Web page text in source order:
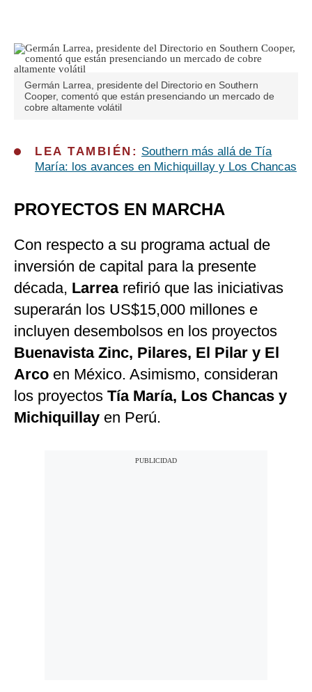
Germán Larrea, presidente del Directorio en Southern
Cooper, comentó que están presenciando un mercado de
cobre altamente volátil
LEA TAMBIÉN: Southern más allá de Tía
María: los avances en Michiquillay y Los Chancas
PROYECTOS EN MARCHA
Con respecto a su programa actual de
inversión de capital para la presente
década, Larrea refirió que las iniciativas
superarán los US$15,000 millones e
incluyen desembolsos en los proyectos
Buenavista Zinc, Pilares, El Pilar y El
Arco en México. Asimismo, consideran
los proyectos Tía María, Los Chancas y
Michiquillay en Perú.